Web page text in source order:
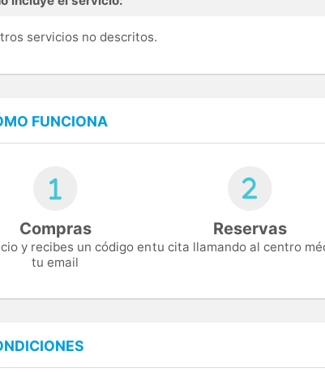
servicios no descritos.
FUNCIONA
Compras
y recibes un código en
tu email
Reservas
tu cita llamando al centro